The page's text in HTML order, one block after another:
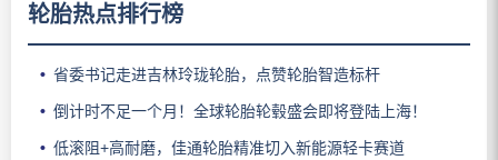
轮胎热点排行榜
省委书记走进吉林玲珑轮胎，点赞轮胎智造标杆
倒计时不足一个月！全球轮胎轮毂盛会即将登陆上海！
低滚阻+高耐磨，佳通轮胎精准切入新能源轻卡赛道